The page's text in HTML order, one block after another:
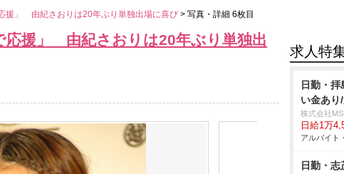
援」 由紀さおりは20年ぶり単独出場に喜び > 写真・詳細 6枚目
応援」 由紀さおりは20年ぶり単独出
求人特
日勤・
い金あり
株式会社
日給1万
アルバイト
日勤・